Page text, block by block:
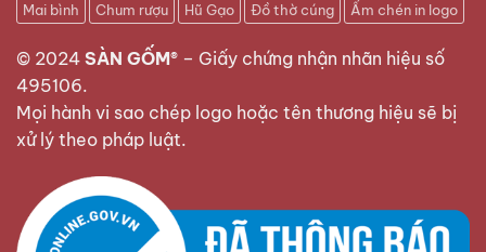
Mai bình
Chum rượu Hũ Gạo Đồ thờ cúng Ấm chén in logo
© 2024 SÀN GỐM® – Giấy chứng nhận nhãn hiệu số
495106.
Mọi hành vi sao chép logo hoặc tên thương hiệu sẽ bị
xử lý theo pháp luật.